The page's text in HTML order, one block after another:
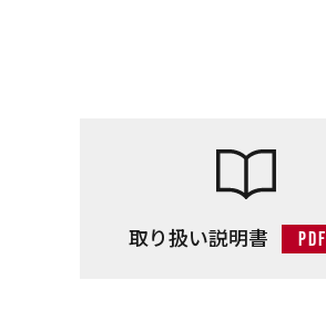
取り扱い説明書 PDF